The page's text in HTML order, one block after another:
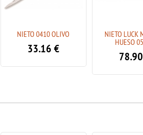
NIETO 0410 OLIVO
33.16 €
NIETO LUCK
HUESO
78.90